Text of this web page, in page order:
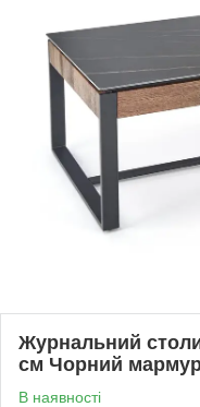
Журнальний
см Чорний
В наявності